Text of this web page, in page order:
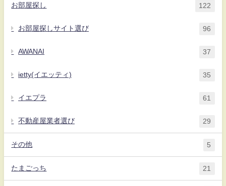
お部屋探し 122
お部屋探しサイト選び 96
AWANAI 37
ietty(イエッティ) 35
イエプラ 61
不動産屋業者選び 29
その他 5
たまごっち 21